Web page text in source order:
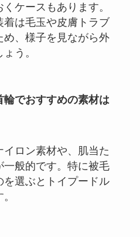
ケースもあります。
着は毛玉や皮膚トラブ
め、様子を見ながら外
う。
輪でおすすめの素材は
ロン素材や、肌当た
一般的です。特に被毛
を選ぶとトイプードル